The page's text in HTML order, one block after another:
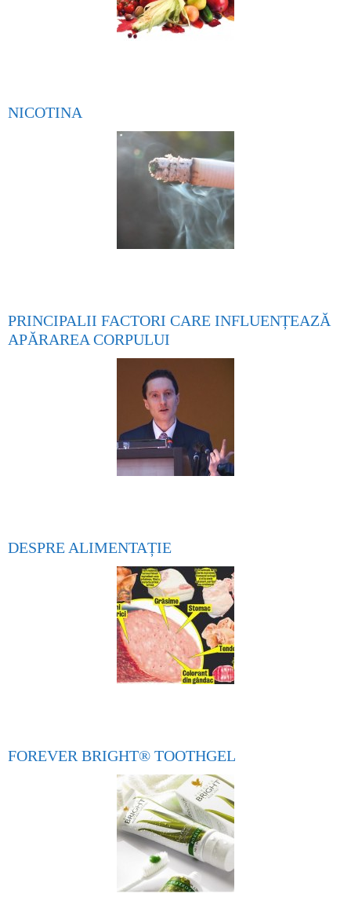
NICOTINA
PRINCIPALII FACTORI CARE INFLUENȚEAZĂ
APĂRAREA CORPULUI
DESPRE ALIMENTAȚIE
FOREVER BRIGHT® TOOTHGEL